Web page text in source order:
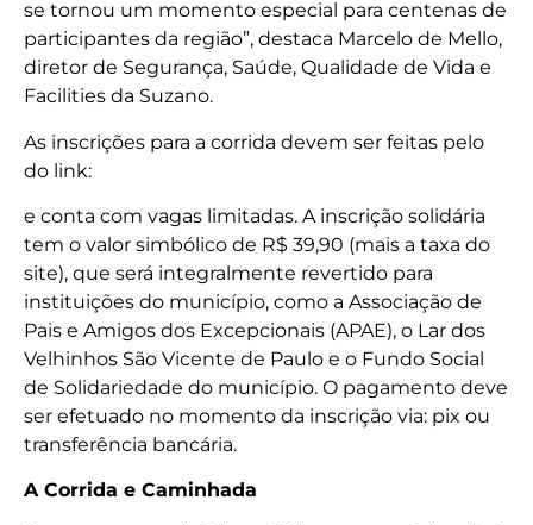
se tornou um momento especial para centenas de
participantes da região”, destaca Marcelo de Mello,
diretor de Segurança, Saúde, Qualidade de Vida e
Facilities da Suzano.
As inscrições para a corrida devem ser feitas pelo
do link:
e conta com vagas limitadas. A inscrição solidária
tem o valor simbólico de R$ 39,90 (mais a taxa do
site), que será integralmente revertido para
instituições do município, como a Associação de
Pais e Amigos dos Excepcionais (APAE), o Lar dos
Velhinhos São Vicente de Paulo e o Fundo Social
de Solidariedade do município. O pagamento deve
ser efetuado no momento da inscrição via: pix ou
transferência bancária.
A Corrida e Caminhada